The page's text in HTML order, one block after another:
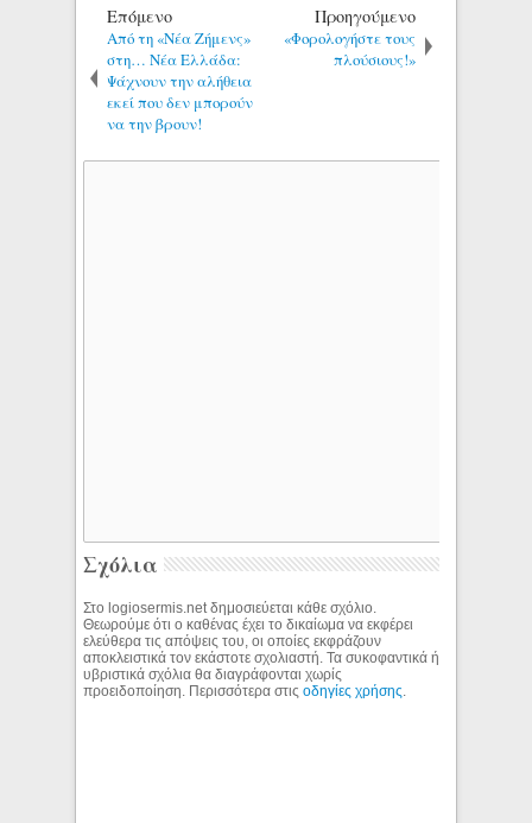
Επόμενο
Από τη «Νέα Ζήμενς»
στη… Νέα Ελλάδα:
Ψάχνουν την αλήθεια
εκεί που δεν μπορούν
να την βρουν!
Προηγούμενο
«Φορολογήστε τους
πλούσιους!»
Σχόλια
Στο logiosermis.net δημοσιεύεται κάθε σχόλιο.
Θεωρούμε ότι ο καθένας έχει το δικαίωμα να εκφέρει
ελεύθερα τις απόψεις του, οι οποίες εκφράζουν
αποκλειστικά τον εκάστοτε σχολιαστή. Τα συκοφαντικά ή
υβριστικά σχόλια θα διαγράφονται χωρίς
προειδοποίηση. Περισσότερα στιςοδηγίες χρήσης